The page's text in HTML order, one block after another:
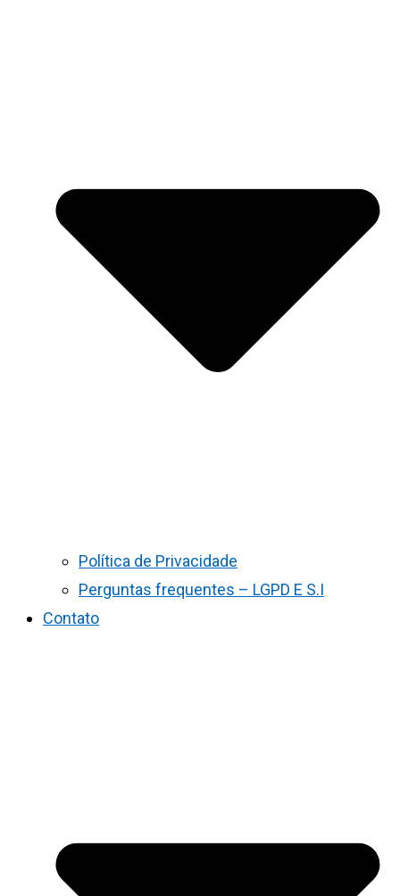
Política de Privacidade
Perguntas frequentes – LGPD E S.I
Contato